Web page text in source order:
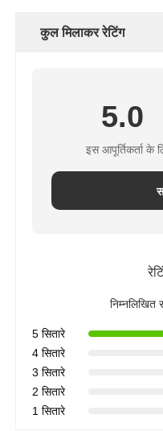
कुल मिलाकर रेटिंग
5.0
इस आपूर्तिकर्ता के
निम्नलिखित
5 सितारे
4 सितारे
3 सितारे
2 सितारे
1 सितारे